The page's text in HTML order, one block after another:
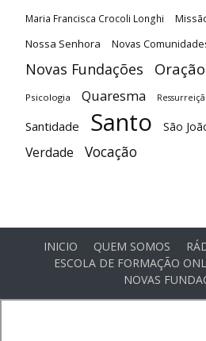
Maria Francisca Crocoli Longhi
Nossa Senhora Novas
Novas Fundações Oração
Psicologia Quaresma
Santidade Santo São
Verdade Vocação
INICIO QUEM SOMOS
ESCOLA DE FORMAÇÃO
NOVAS